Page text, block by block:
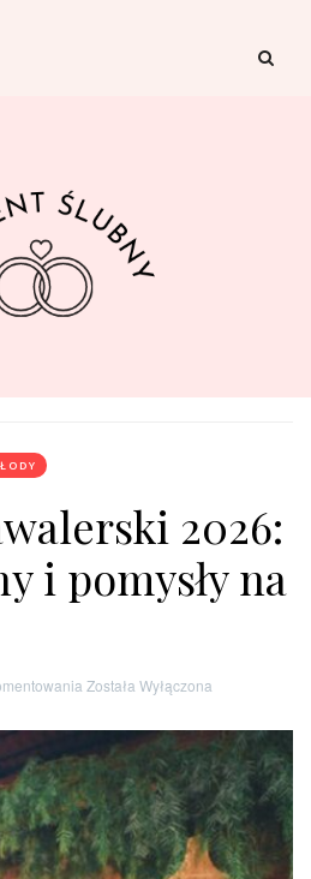
2026:
i pomysły na
Wieczór
2026:
Trendy,
Ceny
I
Pomysły
Na
Imprezę
Została Wyłączona